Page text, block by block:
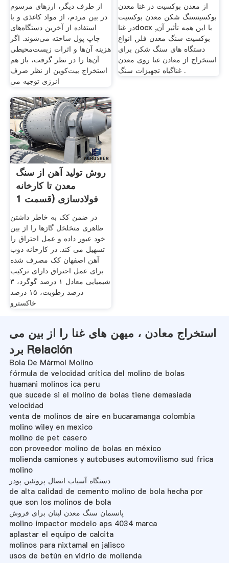
از طرف دیگر، ارزهای مرسوم
در بین مردم، از مواد کاغذی و با
استفاده از آخرین دستگاه‌های
چاپ پول ساخته می‌شوند. اگر
هزینه آن‌ها و اثرات زیست‌محیطی
آن‌ها را در نظر گرفت، باز هم
استخراج بیت‌کوین از نظر صرف
انرژی توجیه می
از معدن بوکسیت در غنا معدن
بوکسیتسنگ شکن معدن بوکسیت
در غناdocx با این همه تأثیر آن,
بوکسیت سنگ معدن فلز, انواع
دستگاه های سنگ شکن برای
استخراج از معادن غنا روی معدن
غناگیاه تجهیزات سنگ .
روش تولید آهن از سنگ
معدن تا کارخانه
فولادسازی (قسمت 1
در ضمن کک به خاطر داشتن
ظاهری متخلخل گازها را از بین
خود عبور داده و عمل احتراق را
تسهیل می کند. در کارخانه ذوب
آهن اصفهان کک مصرف شده
برای عمل احتراق دارای ترکیب
شیمیایی معادل ۱ درصد گوگرد، ۳
درصد رطوبت، ۱۵ درصد
خاکسترو
استخراج معادن ، میهن های غنا را از بین می
برد Relación
Bola De Mármol Molino
fórmula de velocidad crítica del molino de bolas
huamani molinos ica peru
que sucede si el molino de bolas tiene demasiada
velocidad
venta de molinos de aire en bucaramanga colombia
molino wiley en mexico
molino de pet casero
con proveedor molino de bolas en méxico
molienda camiones y autobuses automovilismo sud frica
molino
دستگاه آسیاب اتصال پروتئین پودر
de alta calidad de cemento molino de bola hecha por
que son los molinos de bola
پانسمان سنگ معدن لبنان برای فروش
molino impactor modelo aps 4034 marca
aplastar el equipo de calcita
molinos para nixtamal en jalisco
usos de betún en vidrio de molienda